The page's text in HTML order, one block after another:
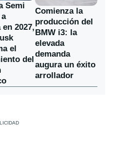
Semi
a
en 2027,
el
del
Comienza la
producción del
BMW i3: la
elevada
demanda
augura un éxito
arrollador